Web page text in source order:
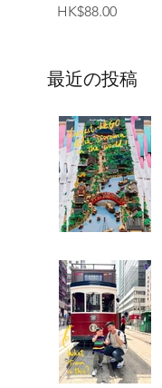
価格
HK$88.00
最近の投稿